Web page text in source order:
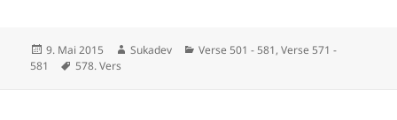
Veröffentlicht
am
9. Mai 2015 Autor
Sukadev Kategorien
Verse 501 - 581,Verse 571 -
581
Schlagwörter
578. Vers